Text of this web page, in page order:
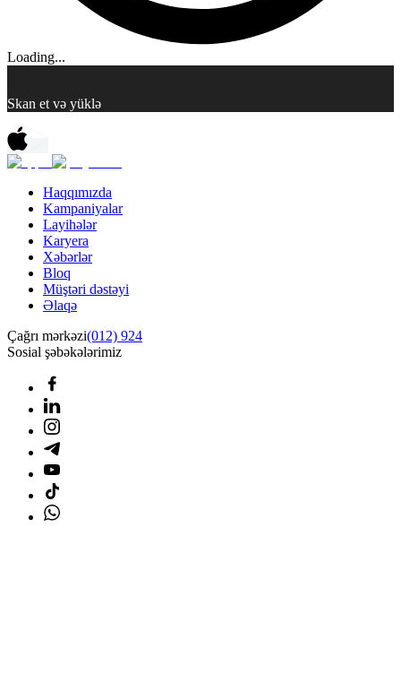
Loading...
Skan et və yüklə
Haqqımızda
Kampaniyalar
Layihələr
Karyera
Xəbərlər
Bloq
Müştəri dəstəyi
Əlaqə
Çağrı mərkəzi(012) 924
Sosial şəbəkələrimiz